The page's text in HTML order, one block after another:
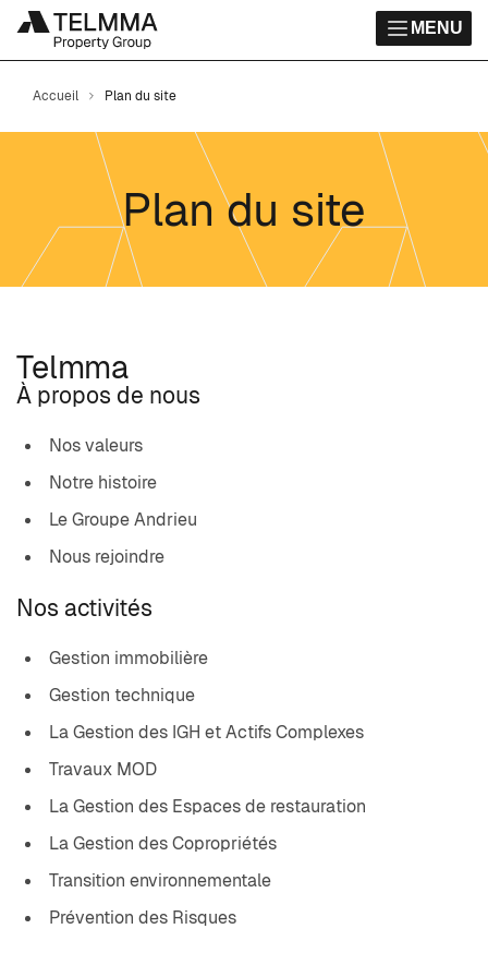
MENU
Accueil Plan du site
Plan du site
Telmma
À propos de nous
Nos valeurs
Notre histoire
Le Groupe Andrieu
Nous rejoindre
Nos activités
Gestion immobilière
Gestion technique
La Gestion des IGH et Actifs Complexes
Travaux MOD
La Gestion des Espaces de restauration
La Gestion des Copropriétés
Transition environnementale
Prévention des Risques